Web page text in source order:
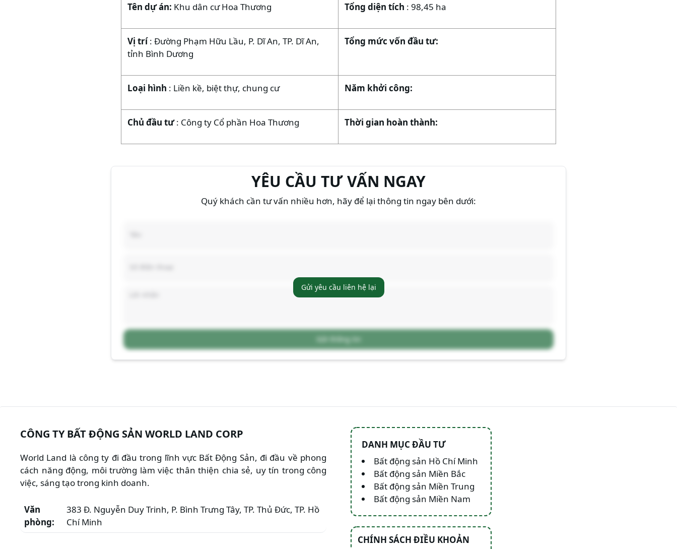
Tên dự án: Khu dân cư Hoa Thương Tổng diện tích : 98,45 ha
Vị trí: Đường Phạm Hữu Lầu, P. Dĩ An, TP. Dĩ An,
tỉnh Bình Dương
Tổng mức vốn đầu tư:
Loại hình : Liền kề, biệt thự, chung cư Năm khởi công:
Chủ đầu tư: Công ty Cổ phần Hoa Thương Thời gian hoàn thành:
YÊU CẦU TƯ VẤN NGAY
Quý khách cần tư vấn nhiều hơn, hãy để lại thông tin ngay bên dưới:
Gửi thông tin
Gửi yêu cầu liên hệ lại
CÔNG TY BẤT ĐỘNG SẢN WORLD LAND CORP
World Land là công ty đi đầu trong lĩnh vực Bất Động Sản, đi đầu về phong
cách năng động, môi trường làm việc thân thiện chia sẻ, uy tín trong công
việc, sáng tạo trong kinh doanh.
Văn
phòng:
383 Đ. Nguyễn Duy Trinh, P. Bình Trưng Tây, TP. Thủ Đức, TP. Hồ
Chí Minh
DANH MỤC ĐẦU TƯ
Bất động sản Hồ Chí Minh
Bất động sản Miền Bắc
Bất động sản Miền Trung
Bất động sản Miền Nam
CHÍNH SÁCH ĐIỀU KHOẢN